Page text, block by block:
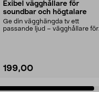
Exibel vägghållare för
soundbar och högtalare
Ge din vägghängda tv ett
passande ljud – vägghållare för
199,00